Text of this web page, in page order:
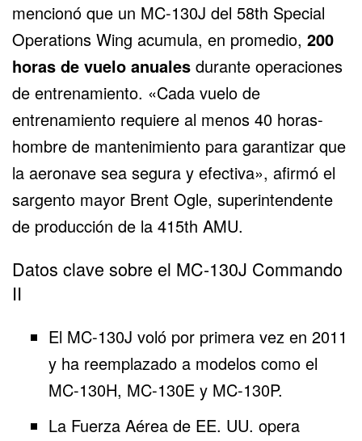
mencionó que un MC-130J del 58th Special
Operations Wing acumula, en promedio, 200
horas de vuelo anuales durante operaciones
de entrenamiento. «Cada vuelo de
entrenamiento requiere al menos 40 horas-
hombre de mantenimiento para garantizar que
la aeronave sea segura y efectiva», afirmó el
sargento mayor Brent Ogle, superintendente
de producción de la 415th AMU.
Datos clave sobre el MC-130J Commando
II
El MC-130J voló por primera vez en 2011
y ha reemplazado a modelos como el
MC-130H, MC-130E y MC-130P.
La Fuerza Aérea de EE. UU. opera